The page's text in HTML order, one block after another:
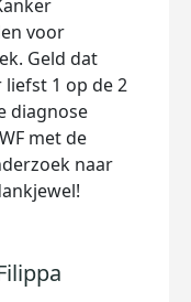
voor
Geld dat
1 op de 2
diagnose
met de
naar